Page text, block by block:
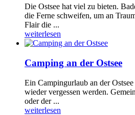
Die Ostsee hat viel zu bieten.
die Ferne schweifen, um an
Flair die ...
weiterlesen
Camping an der Ostsee
Ein Campingurlaub an der
wieder vergessen werden.
oder der ...
weiterlesen